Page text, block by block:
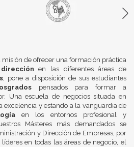
misión de ofrecer una formación práctica
en las diferentes áreas de
, pone a disposición de sus estudiantes
pensados para formar a
Una escuela de negocios situada en
y estando a la vanguardia de
en los entornos profesional y
Másteres más demandados se
y Dirección de Empresas, por
en todas las áreas de negocio, el